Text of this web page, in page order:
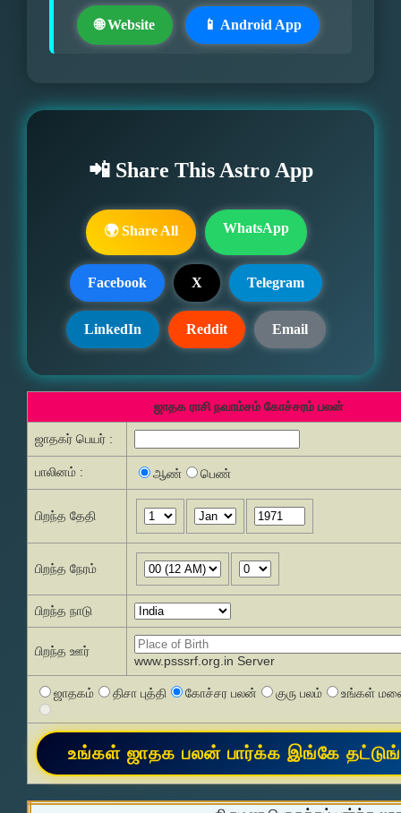
🌐 Website 📱 Android App
📲 Share This Astro App
🌍 Share All WhatsApp
Facebook X Telegram
LinkedIn Reddit Email
ஜாதக ராசி நவாம்சம் கோச்சரம் பலன்
ஜாதகர் பெயர் :
பாலினம் : ஆண் பெண்
பிறந்த தேதி
பிறந்த நேரம்
பிறந்த நாடு
பிறந்த ஊர்
www.psssrf.org.in Server
ஜாதகம் திசா புத்தி கோச்சர பலன் குரு பலம் உங்கள்